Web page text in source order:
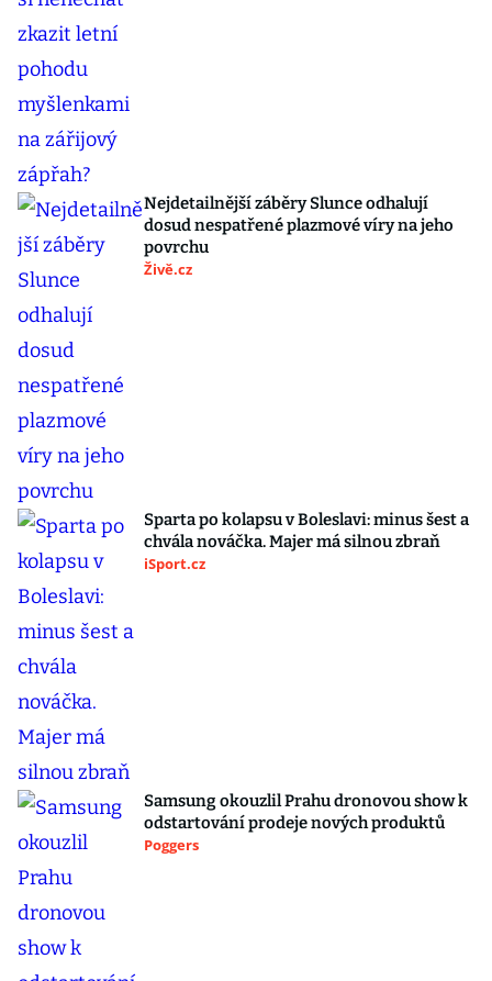
Nejdetailnější záběry Slunce odhalují
dosud nespatřené plazmové víry na jeho
povrchu
Živě.cz
Sparta po kolapsu v Boleslavi: minus šest a
chvála nováčka. Majer má silnou zbraň
iSport.cz
Samsung okouzlil Prahu dronovou show k
odstartování prodeje nových produktů
Poggers